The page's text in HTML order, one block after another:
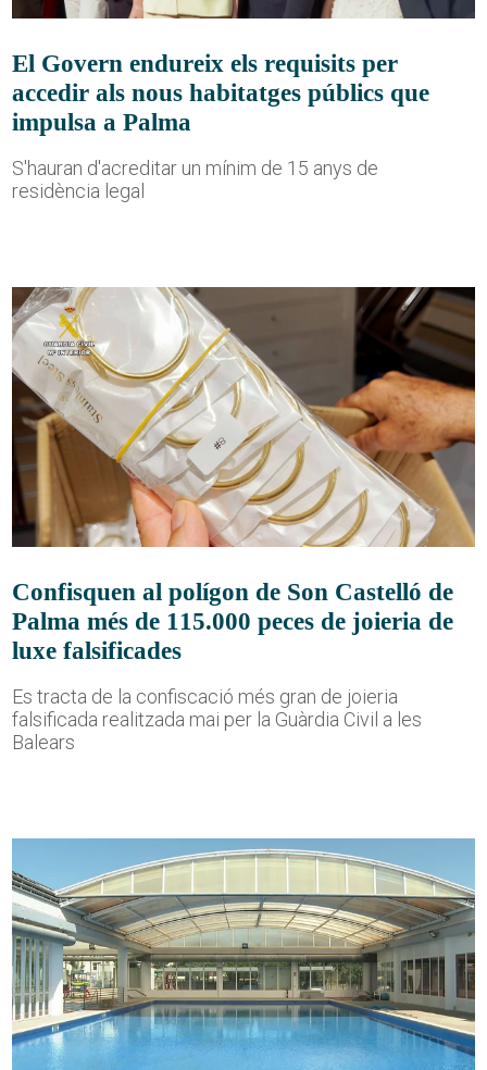
El Govern endureix els requisits per
accedir als nous habitatges públics que
impulsa a Palma
S'hauran d'acreditar un mínim de 15 anys de
residència legal
Confisquen al polígon de Son Castelló de
Palma més de 115.000 peces de joieria de
luxe falsificades
Es tracta de la confiscació més gran de joieria
falsificada realitzada mai per la Guàrdia Civil a les
Balears